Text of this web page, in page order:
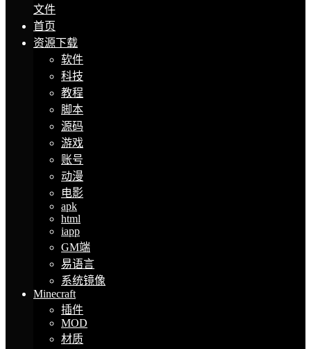
文件
首页
资源下载
软件
科技
教程
脚本
源码
游戏
账号
动漫
电影
apk
html
iapp
GM端
易语言
系统镜像
Minecraft
插件
MOD
材质